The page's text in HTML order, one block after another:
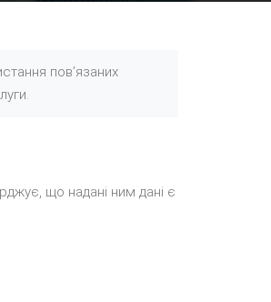
повʼязаних
що надані ним дані є